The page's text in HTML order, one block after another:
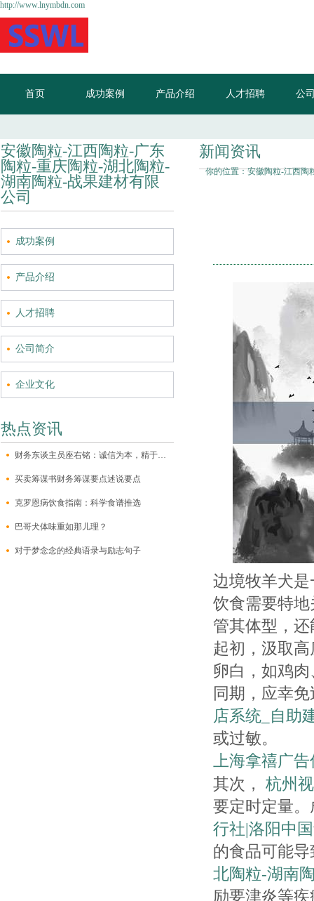
http://www.lnymbdn.com
首页 成功案例 产品介绍 人才招聘 公
安徽陶粒-江西陶粒-广东
陶粒-重庆陶粒-湖北陶粒-
湖南陶粒-战果建材有限
公司
成功案例
产品介绍
人才招聘
公司简介
企业文化
热点资讯
财务东谈主员座右铭：诚信为本，精于细节
买卖筹谋书财务筹谋要点述说要点
克罗恩病饮食指南：科学食谱推选
巴哥犬体味重如那儿理？
对于梦念念的经典语录与励志句子
新闻资讯
你的位置：安徽陶粒-江西陶
边境牧羊犬
饮食需要特
管其体型，
起初，汲取
卵白，如鸡
同期，应幸
店系统_自助
或过敏。
上海拿禧广
其次， 杭州
要定时定量
行社|洛阳中
的食品可能
北陶粒-湖南
励要津炎等疾